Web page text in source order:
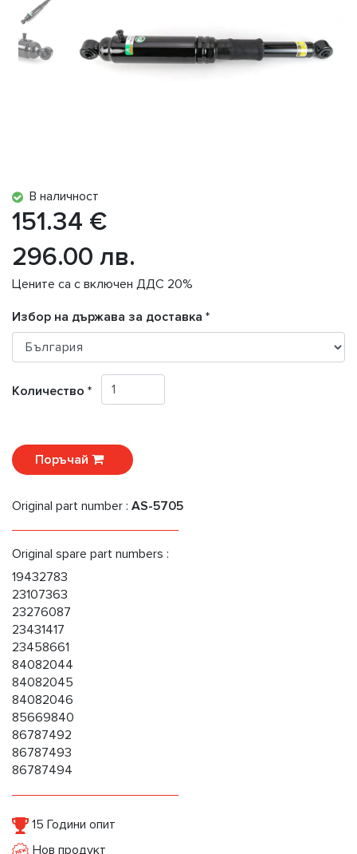
В наличност
151.34 €
296.00 лв.
Цените са с включен ДДС 20%
Избор на държава за доставка *
Количество *
Поръчай
Original part number : AS-5705
Original spare part numbers :
19432783
23107363
23276087
23431417
23458661
84082044
84082045
84082046
85669840
86787492
86787493
86787494
15 Години опит
Нов продукт